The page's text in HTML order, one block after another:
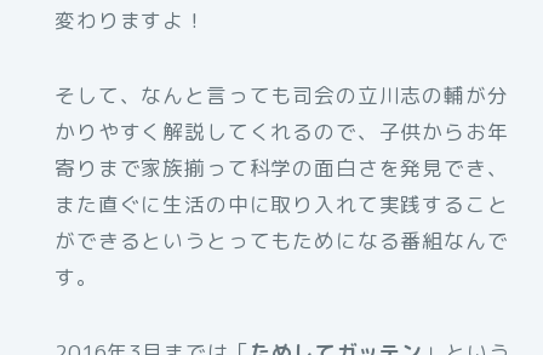
変わりますよ！
そして、なんと言っても司会の立川志の輔が分
かりやすく解説してくれるので、子供からお年
寄りまで家族揃って科学の面白さを発見でき、
また直ぐに生活の中に取り入れて実践すること
ができるというとってもためになる番組なんで
す。